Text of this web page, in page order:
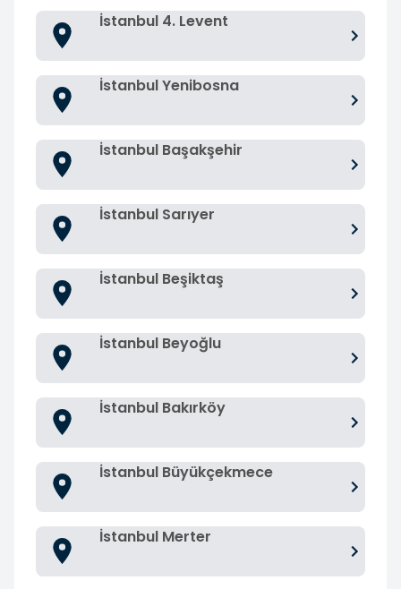
İstanbul 4. Levent
İstanbul Yenibosna
İstanbul Başakşehir
İstanbul Sarıyer
İstanbul Beşiktaş
İstanbul Beyoğlu
İstanbul Bakırköy
İstanbul Büyükçekmece
İstanbul Merter